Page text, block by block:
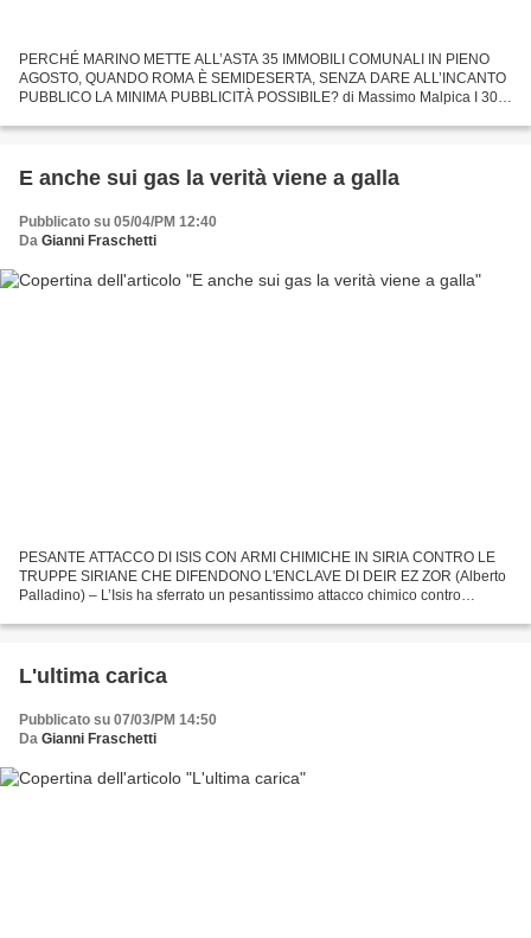
PERCHÉ MARINO METTE ALL’ASTA 35 IMMOBILI COMUNALI IN PIENO
AGOSTO, QUANDO ROMA È SEMIDESERTA, SENZA DARE ALL’INCANTO
PUBBLICO LA MINIMA PUBBLICITÀ POSSIBILE? di Massimo Malpica I 308
E anche sui gas la verità viene a galla
Pubblicato su 05/04/PM 12:40
Da Gianni Fraschetti
PESANTE ATTACCO DI ISIS CON ARMI CHIMICHE IN SIRIA CONTRO LE
TRUPPE SIRIANE CHE DIFENDONO L'ENCLAVE DI DEIR EZ ZOR (Alberto
Palladino) – L’Isis ha sferrato un pesantissimo attacco chimico contro
L'ultima carica
Pubblicato su 07/03/PM 14:50
Da Gianni Fraschetti